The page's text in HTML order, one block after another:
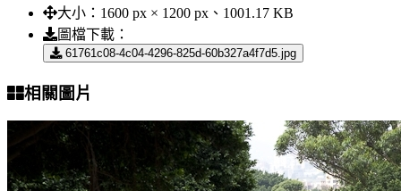
大小： 1600 px × 1200 px、1001.17 KB
圖檔下載：
61761c08-4c04-4296-825d-60b327a4f7d5.jpg
相關圖片